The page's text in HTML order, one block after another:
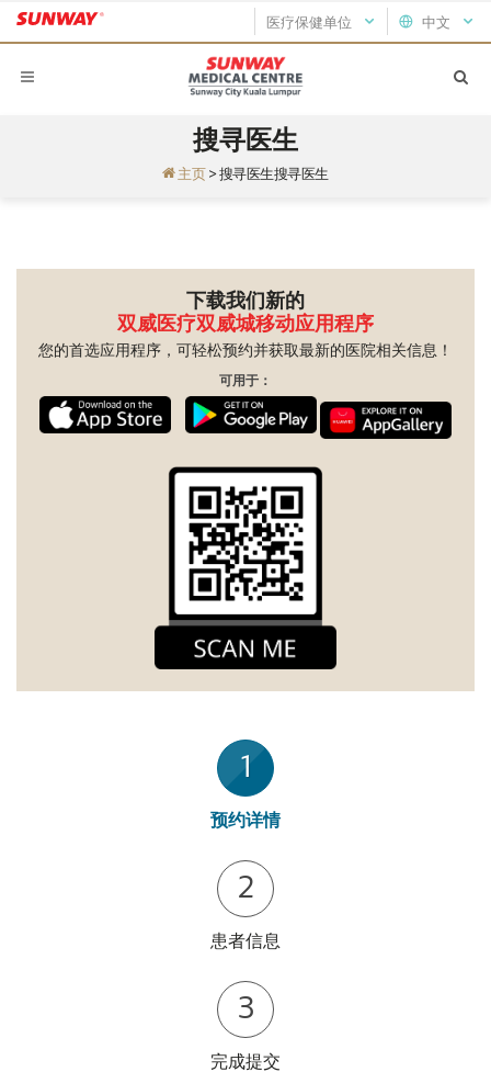
中文
医疗保健单位
搜寻医生
主页 > 搜寻医生搜寻医生
下载我们新的
双威医疗双威城移动应用程序
您的首选应用程序，可轻松预约并获取最新的医院相关信息！
可用于：
1
预约详情
2
患者信息
3
完成提交